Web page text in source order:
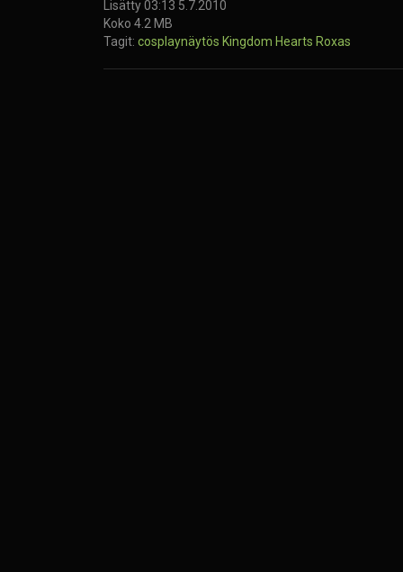
Lisätty 03:13 5.7.2010
Koko 4.2 MB
Tagit: cosplaynäytös Kingdom Hearts Roxas